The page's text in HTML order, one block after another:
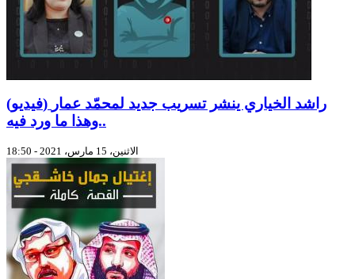
(فيديو) راشد الخياري ينشر تسريب جديد لمحمّد عمار
..وهذا ما ورد فيه
الاثنين، 15 مارس، 2021 - 18:50